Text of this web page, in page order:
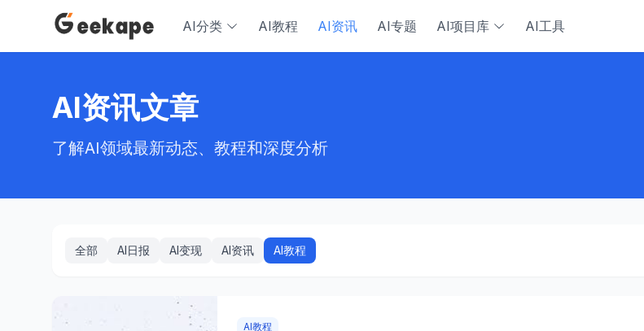
AI分类 AI教程 AI资讯 AI专题 AI项目库 AI工具
AI资讯文章
了解AI领域最新动态、教程和深度分析
全部 AI日报 AI变现 AI资讯 AI教程
AI教程